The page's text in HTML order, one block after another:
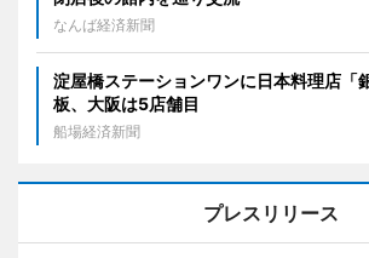
なんば経済新聞
淀屋橋ステーションワンに日本料理店
板、大阪は5店舗目
船場経済新聞
プレスリリース